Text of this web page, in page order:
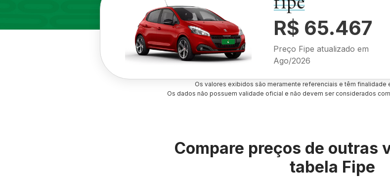
R$ 65.467
Preço Fipe atualizado em
Ago/2026
Os valores exibidos são meramente referenciais e têm finalidade
Os dados não possuem validade oficial e não devem ser considerados
Compare preços de outras
tabela Fipe